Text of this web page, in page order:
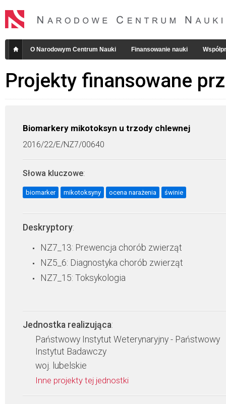
O Narodowym Centrum Nauki Finansowanie nauki
Projekty finansowane
Biomarkery mikotoksyn u trzody chlewnej
2016/22/E/NZ7/00640
Słowa kluczowe:
biomarker mikotoksyny ocena narażenia świnie
Deskryptory:
NZ7_13: Prewencja chorób zwierząt
NZ5_6: Diagnostyka chorób zwierząt
NZ7_15: Toksykologia
Jednostka realizująca:
Państwowy Instytut Weterynaryjny - Państwowy
Instytut Badawczy
woj. lubelskie
Inne projekty tej jednostki